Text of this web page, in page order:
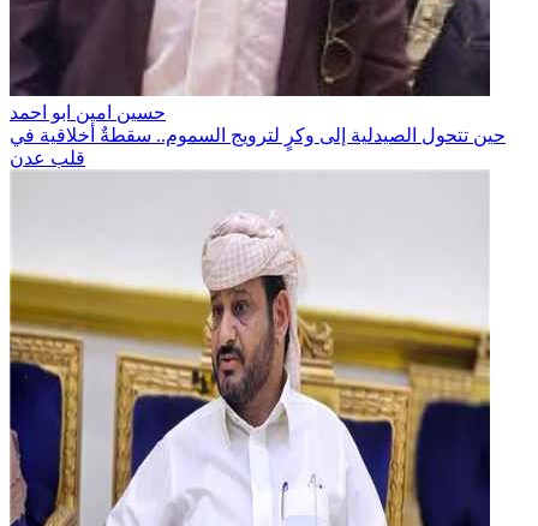
حسين امين ابو احمد
حين تتحول الصيدلية إلى وكرٍ لترويج السموم.. سقطةٌ أخلاقية في
قلب عدن